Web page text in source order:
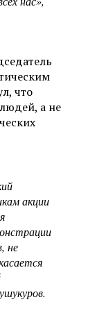
что
а не
акции
не